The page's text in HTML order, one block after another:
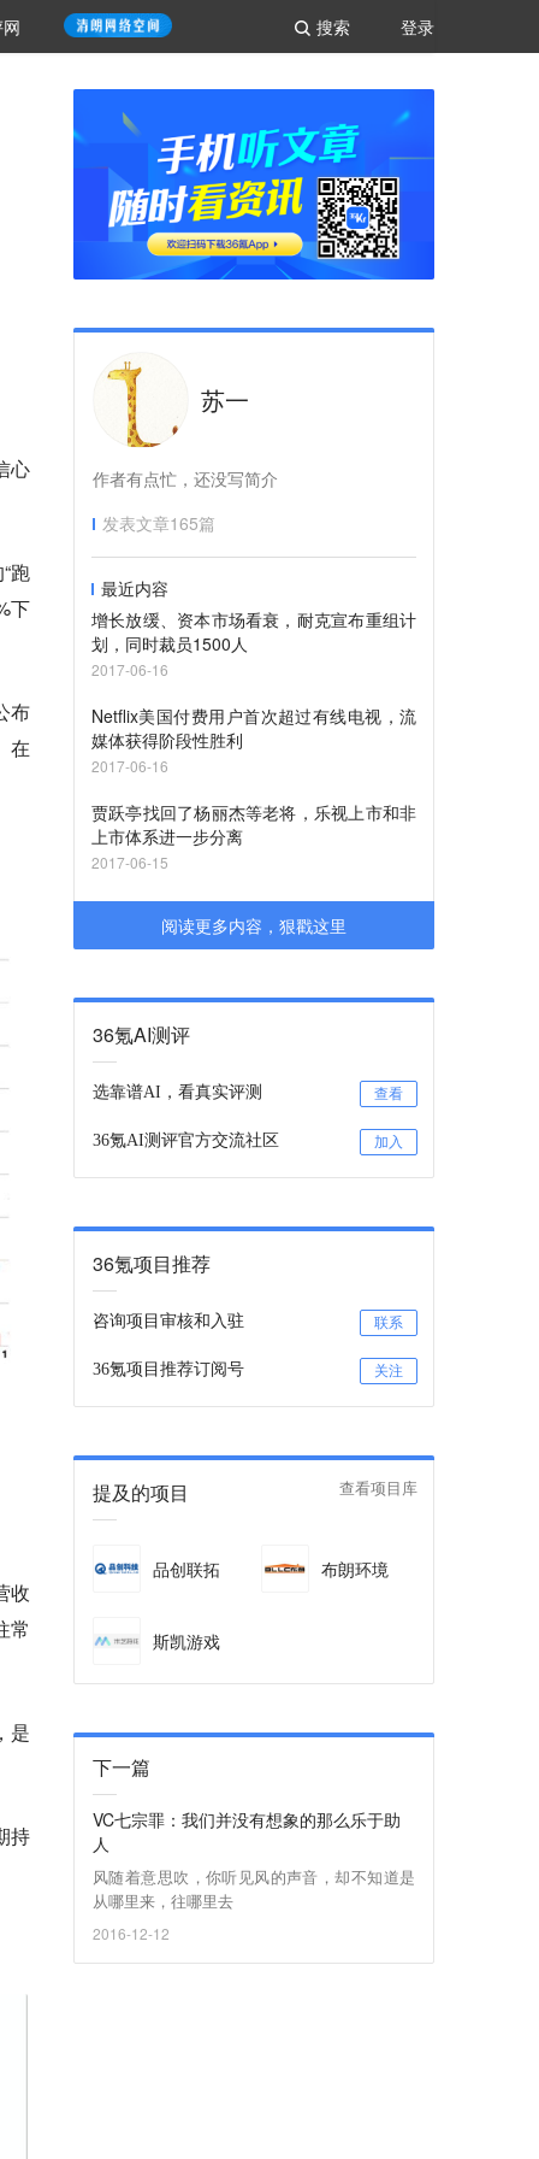
登录
搜索
心
跑
下
布
在
收
常
是
持
苏一
作者有点忙，还没写简介
发表文章165篇
最近内容
增长放缓、资本市场看衰，耐克宣布重组计
划，同时裁员1500人
2017-06-16
Netflix美国付费用户首次超过有线电视，流
媒体获得阶段性胜利
2017-06-16
贾跃亭找回了杨丽杰等老将，乐视上市和非
上市体系进一步分离
2017-06-15
阅读更多内容，狠戳这里
36氪AI测评
选靠谱AI，看真实评测 查看
36氪AI测评官方交流社区 加入
36氪项目推荐
咨询项目审核和入驻 联系
36氪项目推荐订阅号 关注
提及的项目 查看项目库
品创联拓 布朗环境
斯凯游戏
下一篇
VC七宗罪：我们并没有想象的那么乐于助
人
风随着意思吹，你听见风的声音，却不知道是
从哪里来，往哪里去
2016-12-12